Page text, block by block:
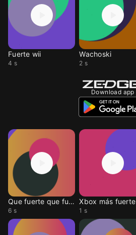
Fuerte wii
4 s
Wachoski
2 s
Download app
Que fuerte que fuertes
6 s
Xbox más fuerte
1 s